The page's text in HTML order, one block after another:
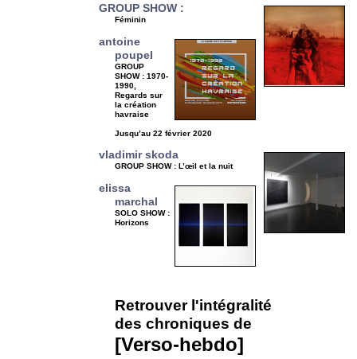
GROUP SHOW :
Féminin
antoine
poupel
GROUP
SHOW : 1970-
1990,
Regards sur
la création
havraise
Jusqu’au 22 février 2020
vladimir skoda
GROUP SHOW : L’œil et la nuit
elissa
marchal
SOLO SHOW :
Horizons
Retrouver l'intégralité
des chroniques de
[Verso-hebdo]